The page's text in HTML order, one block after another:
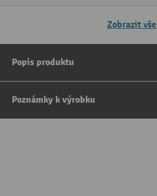
Zobrazit vše
Popis produktu
Poznámky k výrobku